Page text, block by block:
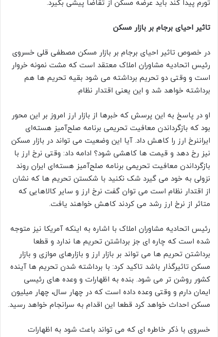
تورم پیدا کند باید عرضه مسکن از تقاضا پیشی بگیرد.
تاثیر احیای برجام بر بازار مسکن
در خصوص تاثیر احیای برجام بر بازار مسکن مصطفی قلی خسروی
رئیس اتحادیه مشاوران املاک معتقد است که مشت نمونه خروار
است و وقتی دو تحریم برداشته می شود بقیه تحریم ها هم
برداشته خواهد شد و این یعنی اقتدار نظام.
او در پاسخ به این پرسش که خبرها از بازار ارز امروز بر این محور
بود که بازگرداندن معافیت تحریمی برنامه صلح‌آمیز هسته‌ای
ایراننرخ ارز را کاهش داد. آیا این وضعیت می تواند در بازار مسکن
نیز رخ دهد و قیمت ها کاهشی شود؟ ادامه داد: وقتی نرخ ارز با
بازگرداندن معافیت تحریمی برنامه صلح‌آمیز هسته‌ای ایران روند
نزولی به خود می گیرد شک نکنید با شکستن تحریم ها که نشان
از اقتدار نظام است می توان گفت نرخ ارز و سایر کالاهایی که
متاثر از نرخ ارز رشد می کردند کاهش خواهند یافت.
رئیس اتحادیه مشاوران املاک با اشاره به اینکه آمریکا نیز متوجه
شده است که چاره ای جز برداشتن تحریم ها ندارد و قطعا
برداشتن تحریم ها می تواند بر بازار ارز و بازارهای موازی و بازار
مسکن تاثیرگذار باشد تاکید کرد: با برداشته شدن تحریم ها آینده
کشور روشن تر می شود. بنده به اظهارات و وعده های رئیسی
ایمان دارم و وقتی وعده داده است که در چهار سال، چهار میلیون
مسکن احداث خواهد کرد قطعا این اقدام به سرانجام خواهد رسید.
خسروی با ذکر خاطره ای که می تواند باعث شود به اظهارات